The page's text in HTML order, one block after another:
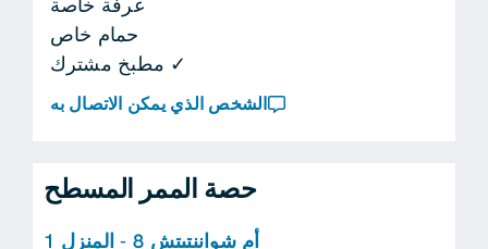
حمام خاص
✓ مطبخ مشترك
الشخص الذي يمكن الاتصال به
حصة الممر المسطح
أم شواننتيتش 8 - المنزل 1